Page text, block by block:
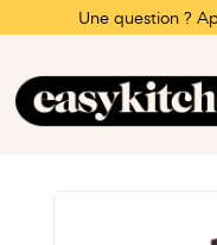
Une question ?